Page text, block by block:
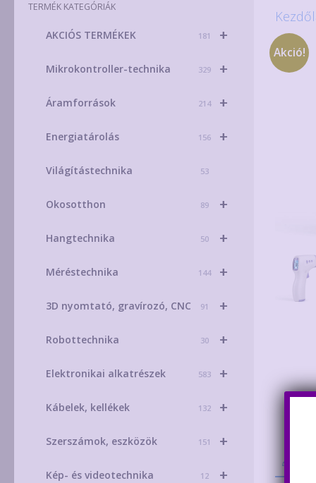
Akció!
TERMÉK KATEGÓRIÁK
+
AKCIÓS TERMÉKEK 181
+
Mikrokontroller-technika 329
+
Áramforrások 214
+
Energiatárolás 156
Világítástechnika 53
+
Okosotthon 89
+
Hangtechnika 50
+
Méréstechnika 144
+
3D nyomtató, gravírozó, CNC 91
+
Robottechnika 30
+
Elektronikai alkatrészek 583
+
Kábelek, kellékek 132
+
Szerszámok, eszközök 151
+
Kép- és videotechnika 12